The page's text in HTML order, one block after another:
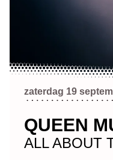
zaterdag 19
QUEEN
ALL ABOUT